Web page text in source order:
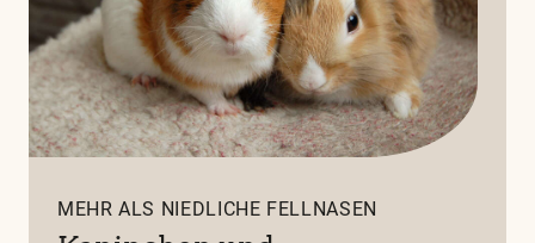
MEHR ALS NIEDLICHE FELLNASEN